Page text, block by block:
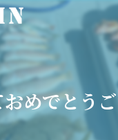
めでとう